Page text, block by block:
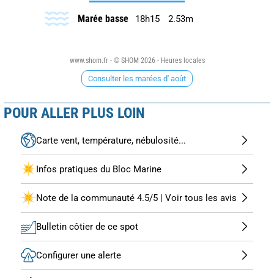
Marée basse 18h15 2.53m
www.shom.fr - © SHOM 2026 - Heures locales
Consulter les marées d' août
POUR ALLER PLUS LOIN
Carte vent, température, nébulosité...
Infos pratiques du Bloc Marine
Note de la communauté 4.5/5 | Voir tous les avis
Bulletin côtier de ce spot
Configurer une alerte